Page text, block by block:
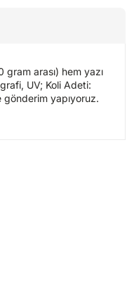
arası) hem yazı
UV; Koli Adeti:
gönderim yapıyoruz.